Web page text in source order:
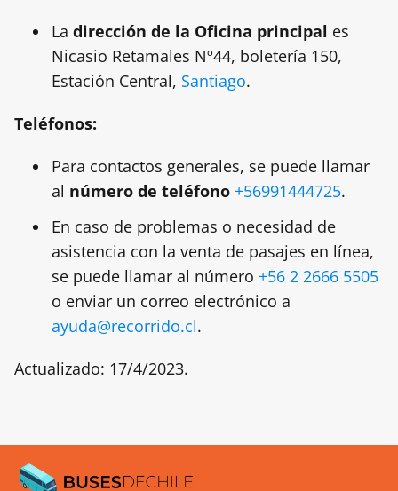
La dirección de la Oficina principal es
Nicasio Retamales Nº44, boletería 150,
Estación Central, Santiago.
Teléfonos:
Para contactos generales, se puede llamar
al número de teléfono +56991444725.
En caso de problemas o necesidad de
asistencia con la venta de pasajes en línea,
se puede llamar al número +56 2 2666 5505
o enviar un correo electrónico a
ayuda@recorrido.cl.
Actualizado: 17/4/2023.